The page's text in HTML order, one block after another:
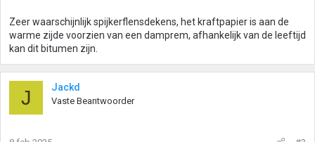
Zeer waarschijnlijk spijkerflensdekens, het kraftpapier is aan de
warme zijde voorzien van een damprem, afhankelijk van de leeftijd
kan dit bitumen zijn.
J Jackd
Vaste Beantwoorder